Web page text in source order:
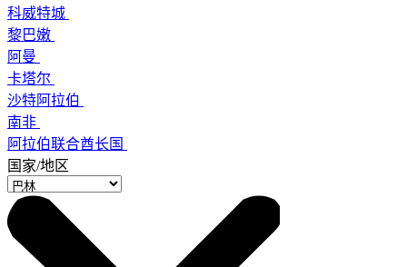
科威特城
黎巴嫩
阿曼
卡塔尔
沙特阿拉伯
南非
阿拉伯联合酋长国
国家/地区